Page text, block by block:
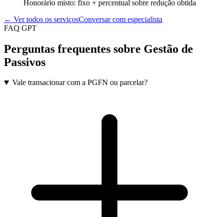
Honorário misto: fixo + percentual sobre redução obtida
← Ver todos os serviçosConversar com especialista
FAQ GPT
Perguntas frequentes sobre Gestão de
Passivos
Vale transacionar com a PGFN ou parcelar?